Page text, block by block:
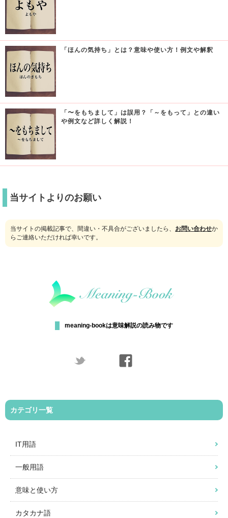
「ほんの気持ち」とは？意味や使い方！例文や解釈
「〜をもちまして」は誤用？「～をもって」との違い
や例文など詳しく解説！
当サイトよりのお願い
当サイトの掲載記事で、間違い・不具合がございましたら、 お問い合わせか
らご連絡いただければ幸いです。
meaning-bookは意味解説の読み物です
カテゴリ一覧
IT用語
一般用語
意味と使い方
カタカナ語